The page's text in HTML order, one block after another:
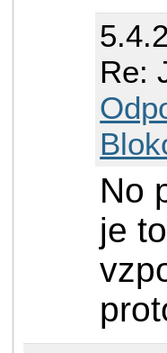
Re:
No
je